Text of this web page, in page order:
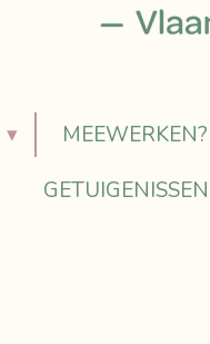
MEEWERKEN?
GETUIGENISSEN